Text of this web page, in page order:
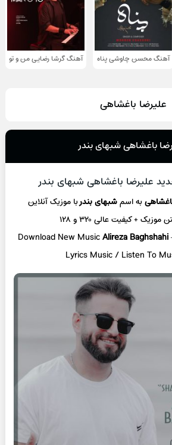
آهنگ محسن چاوشی پناه آهنگ گرشا رضایی من و تو
علیرضا باغشاهی
باغشاهی شبهای بندر
علیرضا باغشاهی شبهای بندر
به اسمشبهای بندربا موزیک آنلاین
+ کیفیت عالی ۳۲۰ و ۱۲۸
Download New MusicAlireza Baghshahi
Lyrics Music / Listen To